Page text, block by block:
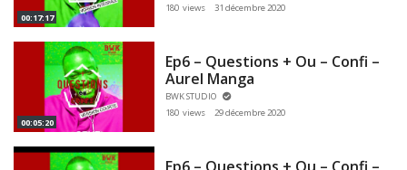
00:17:17
180 views
31 décembre 2020
00:05:20
Ep6 – Questions + Ou – Confi –
Aurel Manga
BWK STUDIO
180 views
29 décembre 2020